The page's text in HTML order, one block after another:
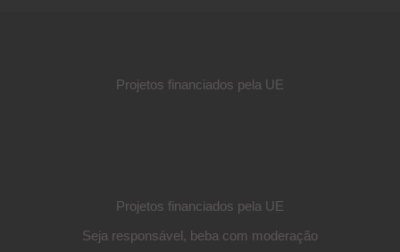
Projetos financiados pela UE
Projetos financiados pela UE
Seja responsável, beba com moderação